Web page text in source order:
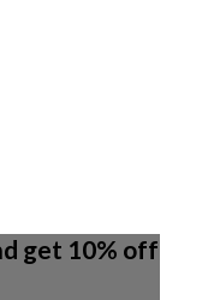
get 10% off